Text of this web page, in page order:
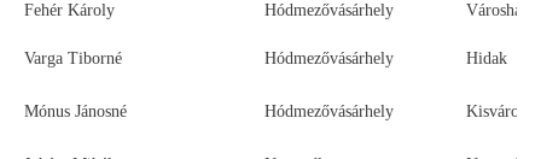
Fehér Károly Hódmezővásárhely
Varga Tiborné Hódmezővásárhely Hidak
Mónus Jánosné Hódmezővásárhely